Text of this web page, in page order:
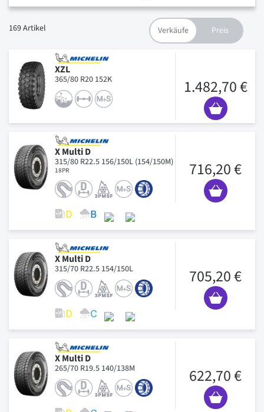
169Artikel
XZL
365/80 R20 152K 1.482,70 €
X Multi D
315/80 R22.5 156/150L (154/150M)
18PR 716,20 €
X Multi D
315/70 R22.5 154/150L 705,20 €
X Multi D
265/70 R19.5 140/138M 622,70 €